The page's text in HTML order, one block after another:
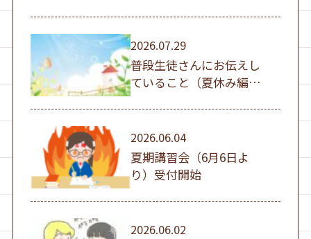
2026.07.29
普段生徒さんにお伝えし
ていること（夏休み編
①）
2026.06.04
夏期講習会（6月6日よ
り）受付開始
2026.06.02